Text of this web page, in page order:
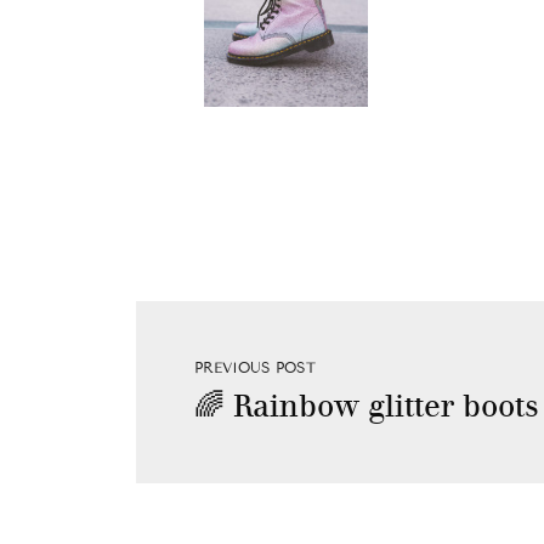
PREVIOUS POST
🌈 Rainbow glitter boots